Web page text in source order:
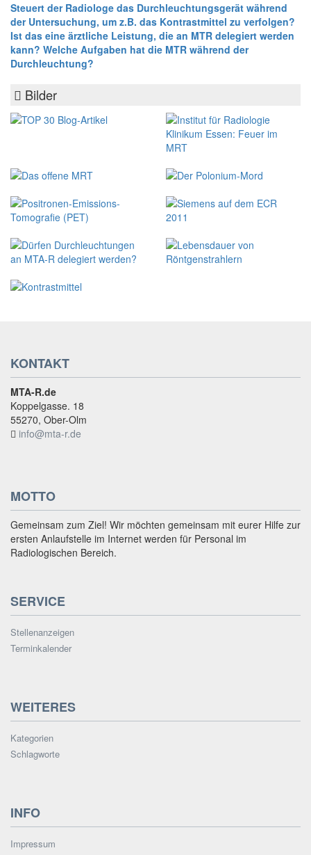
Steuert der Radiologe das Durchleuchtungsgerät während
der Untersuchung, um z.B. das Kontrastmittel zu verfolgen?
Ist das eine ärztliche Leistung, die an MTR delegiert werden
kann? Welche Aufgaben hat die MTR während der
Durchleuchtung?
Bilder
KONTAKT
MTA-R.de
Koppelgasse. 18
55270, Ober-Olm
info@mta-r.de
MOTTO
Gemeinsam zum Ziel! Wir möchten gemeinsam mit eurer Hilfe zur
ersten Anlaufstelle im Internet werden für Personal im
Radiologischen Bereich.
SERVICE
Stellenanzeigen
Terminkalender
WEITERES
Kategorien
Schlagworte
INFO
Impressum